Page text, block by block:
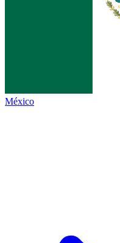
México